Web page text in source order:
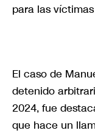
para las
El caso de
detenido
2024, fue
que hace un